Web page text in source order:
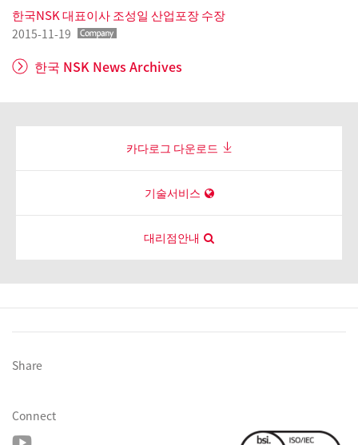
한국NSK 대표이사 조성일 산업포장 수장
2015-11-19
한국 NSK News Archives
카다로그 다운로드
기술서비스
대리점안내
Share
Connect